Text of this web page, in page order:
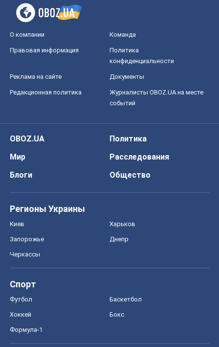
О компании Команда
Правовая информация
Политика
конфиденциальности
Реклама на сайте Документы
Редакционная политика
Журналисты OBOZ.UA на месте
событий
OBOZ.UA
Политика
Мир
Расследования
Блоги
Общество
Регионы Украины
Киев Харьков
Запорожье Днепр
Черкассы
Спорт
Футбол Баскетбол
Хоккей Бокс
Формула-1